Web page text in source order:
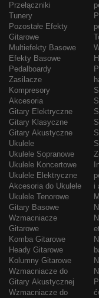
Przełączniki
Tunery
Pozostałe Efekty
Gitarowe
Multiefekty Basowe
Efekty Basowe
Pedalboardy
Zasilacze
Kompresory
Akcesoria
Gitary Elektryczne
Gitary Klasyczne
Gitary Akustyczne
Ukulele
Ukulele Sopranowe
Ukulele Koncertowe
Ukulele Elektryczne
Akcesoria do Ukulele
Ukulele Tenorowe
Gitary Basowe
Wzmacniacze
Gitarowe
Komba Gitarowe
Heady Gitarowe
Kolumny Gitarowe
Wzmacniacze do
Gitary Akustycznej
Wzmacniacze do
i